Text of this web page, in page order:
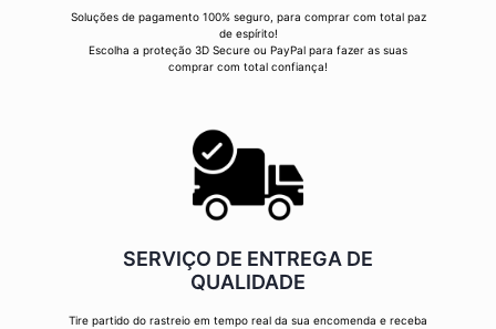
Soluções de pagamento 100% seguro, para comprar com total paz
de espírito!
Escolha a proteção 3D Secure ou PayPal para fazer as suas
comprar com total confiança!
SERVIÇO DE ENTREGA DE
QUALIDADE
Tire partido do rastreio em tempo real da sua encomenda e receba